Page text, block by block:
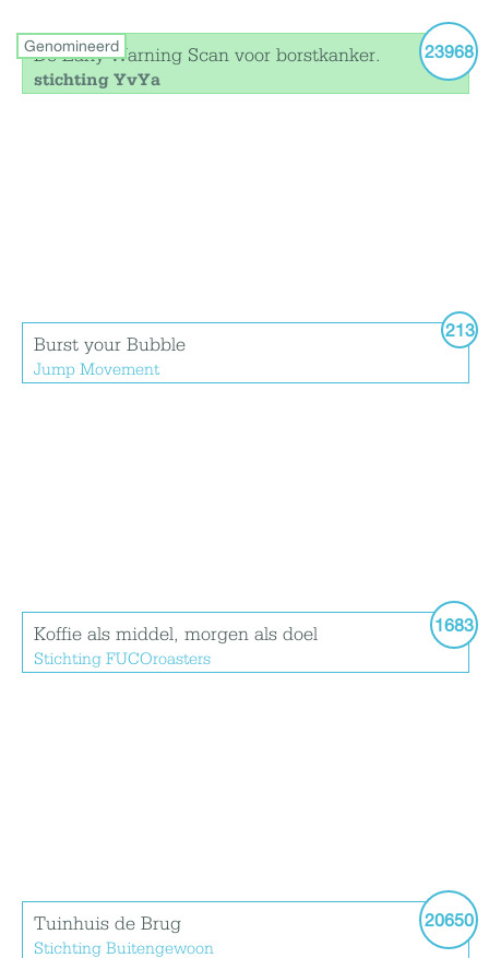
23968
Genomineerd
De Early Warning Scan voor borstkanker.
stichting YvYa
213
Burst your Bubble
Jump Movement
1683
Koffie als middel, morgen als doel
Stichting FUCOroasters
20650
Tuinhuis de Brug
Stichting Buitengewoon